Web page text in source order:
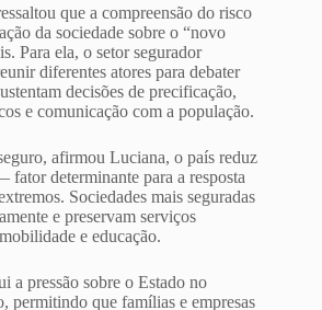
que a compreensão do risco
da sociedade sobre o “novo
Para ela, o setor segurador
diferentes atores para debater
decisões de precificação,
e comunicação com a população.
afirmou Luciana, o país reduz
fator determinante para a resposta
Sociedades mais seguradas
e preservam serviços
e educação.
a pressão sobre o Estado no
permitindo que famílias e empresas